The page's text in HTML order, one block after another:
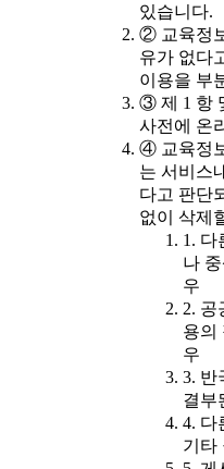
있습니다.
② 교육정
유가 없다
이용을 부
③ 제 1 항
사전에 온
④ 교육정
는 서비스
다고 판단
없이 삭제
1. 다
나
우
2. 공
용의
우
3. 반
결부
4. 다
기타